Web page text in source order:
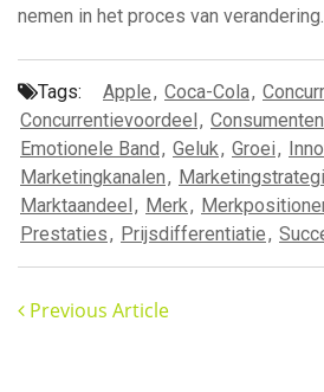
nemen in het proces van verandering.
Tags: Apple, Coca-Cola,
Concurrentievoordeel, Consumenten
Emotionele Band, Geluk, Groei,
Marketingkanalen,
Marktaandeel, Merk,
Prestaties, Prijsdifferentiatie,
Previous Article